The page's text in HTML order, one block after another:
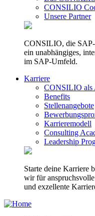
CONSILIO
Unsere Partner
CONSILIO, die
ein unabhängiges,
im SAP-Umfeld.
Karriere
CONSILIO als
Benefits
Stellenangebote
Karrieremodell
Consulting
Leadership
Starte deine Karriere
wir für
und exzellente